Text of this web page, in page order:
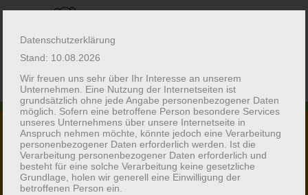
das Team
für Ihre Kinder ...
Datenschutzerklärung
Stand: 10.08.2026
Wir freuen uns sehr über Ihr Interesse an unserem
Unternehmen. Eine Nutzung der Internetseiten ist
grundsätzlich ohne jede Angabe personenbezogener Daten
möglich. Sofern eine betroffene Person besondere Services
unseres Unternehmens über unsere Internetseite in
Anspruch nehmen möchte, könnte jedoch eine Verarbeitung
personenbezogener Daten erforderlich werden. Ist die
Verarbeitung personenbezogener Daten erforderlich und
besteht für eine solche Verarbeitung keine gesetzliche
Grundlage, holen wir generell eine Einwilligung der
betroffenen Person ein.